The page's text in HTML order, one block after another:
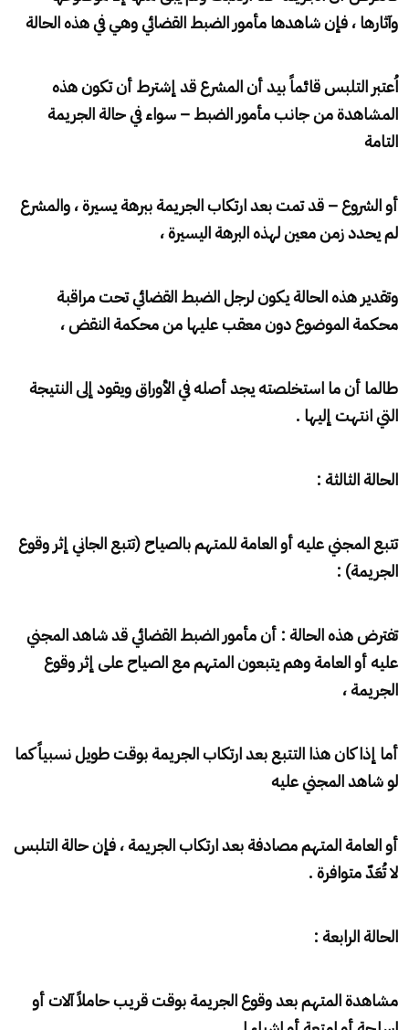
وآثارها ، فإن شاهدها مأمور الضبط القضائي وهي في هذه الحالة
اُعتبر التلبس قائماً بيد أن المشرع قد إشترط أن تكون هذه
المشاهدة من جانب مأمور الضبط – سواء في حالة الجريمة
التامة
أو الشروع – قد تمت بعد ارتكاب الجريمة ببرهة يسيرة ، والمشرع
لم يحدد زمن معين لهذه البرهة اليسيرة ،
وتقدير هذه الحالة يكون لرجل الضبط القضائي تحت مراقبة
محكمة الموضوع دون معقب عليها من محكمة النقض ،
طالما أن ما استخلصته يجد أصله في الأوراق ويقود إلى النتيجة
التي انتهت إليها .
الحالة الثالثة :
تتبع المجني عليه أو العامة للمتهم بالصياح (تتبع الجاني إثر وقوع
الجريمة) :
تفترض هذه الحالة : أن مأمور الضبط القضائي قد شاهد المجني
عليه أو العامة وهم يتبعون المتهم مع الصياح على إثر وقوع
الجريمة ،
أما إذا كان هذا التتبع بعد ارتكاب الجريمة بوقت طويل نسبياً كما
لو شاهد المجني عليه
أو العامة المتهم مصادفة بعد ارتكاب الجريمة ، فإن حالة التلبس
لا تُعَدّ متوافرة .
الحالة الرابعة :
مشاهدة المتهم بعد وقوع الجريمة بوقت قريب حاملاً آلات أو